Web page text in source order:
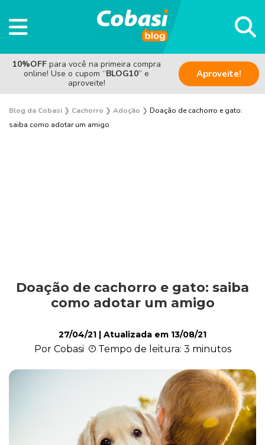
10%OFF para você na primeira compra
online! Use o cupom “BLOG10” e
aproveite!
Aproveite!
Blog da Cobasi ❯ Cachorro ❯ Adoção ❯ Doação de cachorro e gato:
saiba como adotar um amigo
Comportamento
Curiosidades
Higiene
Doação de cachorro e gato: saiba
como adotar um amigo
27/04/21 | Atualizada em 13/08/21
Por Cobasi Tempo de leitura: 3 minutos